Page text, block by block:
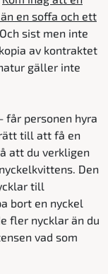
en soffa och ett
Och sist men inte
av kontraktet
gäller inte
får personen hyra
till att få en
att du verkligen
Den
till
bort en nyckel
fler nycklar än du
vad som